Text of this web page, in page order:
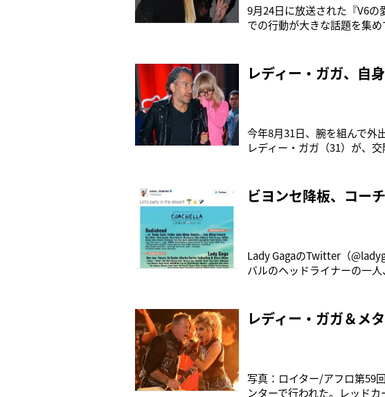
9月24日に放送された『V6の
での行動が大きな話題を集
の丈を叫ぶ人気企画「未成
えるため、“英語
レディー・ガガ、自
今年8月31日、腕を組んで外
レディー・ガガ（31）が、
CAAの社員で、ガガの担当
たという。
ビヨンセ降板、コー
Lady GagaのTwitter（
バルのヘッドライナーの一
出演者リストをTwitterと
レディー・ガガ＆メ
写真：ロイター/アフロ第59
ンターで行われた。レッド